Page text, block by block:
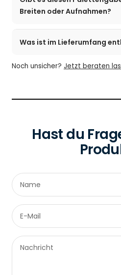
Breiten oder Aufnahmen?
Was ist im Lieferumfang
Noch unsicher? Jetzt beraten
Hast du
Name
E-Mail
Nachricht